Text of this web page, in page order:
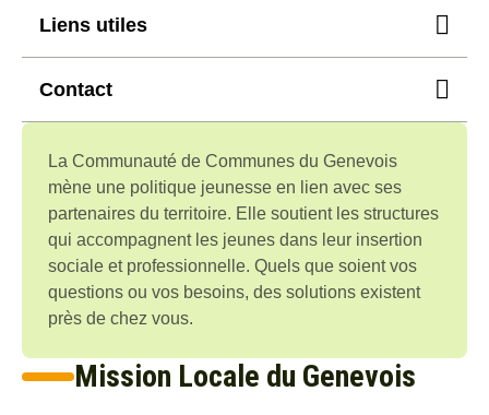
Liens utiles
Mission Locale du Genevois
Association Passage
Contact
Nous écrire
La Communauté de Communes du Genevois
mène une politique jeunesse en lien avec ses
partenaires du territoire. Elle soutient les structures
qui accompagnent les jeunes dans leur insertion
sociale et professionnelle. Quels que soient vos
questions ou vos besoins, des solutions existent
près de chez vous.
Mission Locale du Genevois